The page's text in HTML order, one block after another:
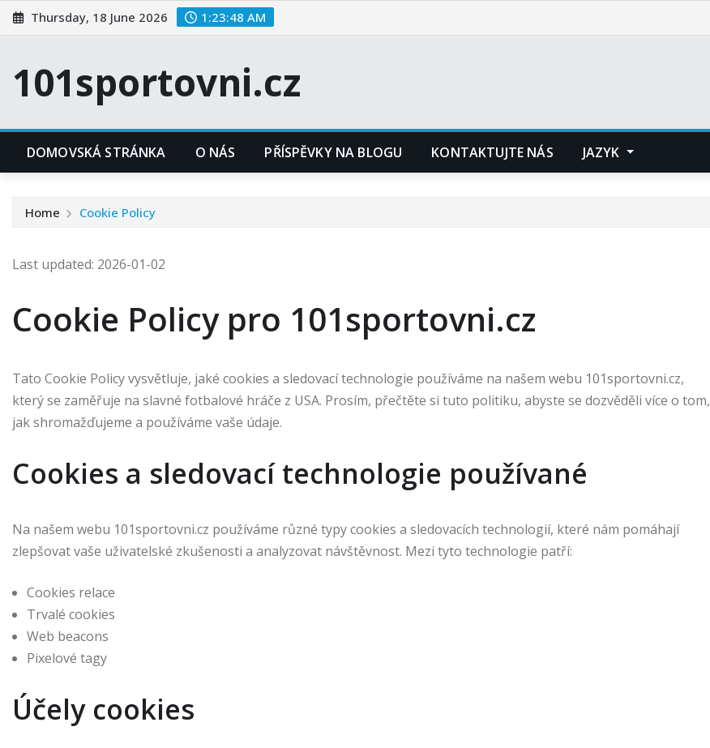
Skip
to
Thursday, 18 June 2026 1:23:48 AM
101sportovni.cz
DOMOVSKÁ STRÁNKA O NÁS PŘÍSPĚVKY NA BLOGU KONTAKTUJTE NÁS JAZYK
Home Cookie Policy
Last updated: 2026-01-02
Cookie Policy pro 101sportovni.cz
Tato Cookie Policy vysvětluje, jaké cookies a sledovací technologie používáme na našem webu 101sportovni.cz,
který se zaměřuje na slavné fotbalové hráče z USA. Prosím, přečtěte si tuto politiku, abyste se dozvěděli více o tom,
jak shromažďujeme a používáme vaše údaje.
Cookies a sledovací technologie používané
Na našem webu 101sportovni.cz používáme různé typy cookies a sledovacích technologií, které nám pomáhají
zlepšovat vaše uživatelské zkušenosti a analyzovat návštěvnost. Mezi tyto technologie patří:
Cookies relace
Trvalé cookies
Web beacons
Pixelové tagy
Účely cookies